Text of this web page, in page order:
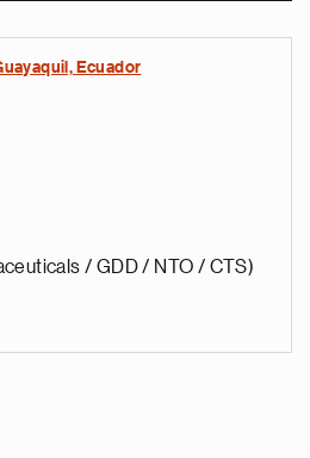
Ecuador
/ GDD / NTO / CTS)